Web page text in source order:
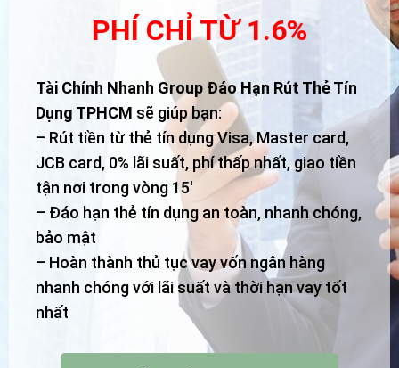
PHÍ CHỈ TỪ 1.6%
Tài Chính Nhanh Group Đáo Hạn Rút Thẻ Tín
Dụng TPHCM sẽ giúp bạn:
– Rút tiền từ thẻ tín dụng Visa, Master card,
JCB card, 0% lãi suất, phí thấp nhất, giao tiền
tận nơi trong vòng 15′
– Đáo hạn thẻ tín dụng an toàn, nhanh chóng,
bảo mật
– Hoàn thành thủ tục vay vốn ngân hàng
nhanh chóng với lãi suất và thời hạn vay tốt
nhất